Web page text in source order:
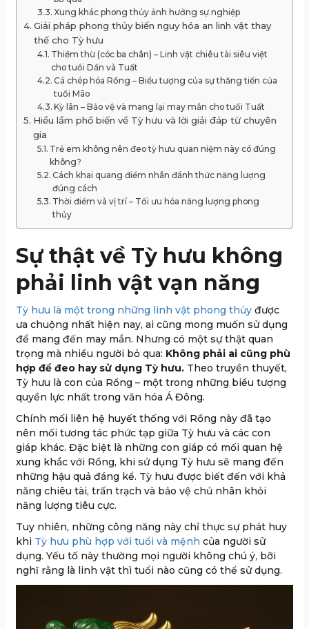
Xung khắc phong thủy ảnh hưởng sự nghiệp
Giải pháp phong thủy biến nguy hóa an linh vật thay
thế cho Tỳ hưu
Thiềm thừ (cóc ba chân) – Linh vật chiêu tài siêu việt
cho tuổi Dần và Tuất
Cá chép hóa Rồng – Biểu tượng của sự thăng tiến của
tuổi Mão
Kỳ lân – Bảo vệ và mang lại may mắn cho tuổi Tuất
Hiểu lầm phổ biến về Tỳ hưu và lời giải đáp từ chuyên
gia
Trẻ em không nên đeo tỳ hưu quan niệm này có đúng
không?
Cách khai quang điểm nhãn đánh thức năng lượng
đúng cách
Thời điểm và vị trí – Tối ưu hóa năng lượng phong
thủy
Sự thật về Tỳ hưu không
phải linh vật vạn năng
Tỳ hưu là một trong những linh vật phong thủy được
ưa chuộng nhất hiện nay, ai cũng mong muốn sử dụng
để mang đến may mắn. Nhưng có một sự thật quan
trọng mà nhiều người bỏ qua: Không phải ai cũng phù
hợp để đeo hay sử dụng Tỳ hưu. Theo truyền thuyết,
Tỳ hưu là con của Rồng – một trong những biểu tượng
quyền lực nhất trong văn hóa Á Đông.
Chính mối liên hệ huyết thống với Rồng này đã tạo
nên mối tương tác phức tạp giữa Tỳ hưu và các con
giáp khác. Đặc biệt là những con giáp có mối quan hệ
xung khắc với Rồng, khi sử dụng Tỳ hưu sẽ mang đến
những hậu quả đáng kể. Tỳ hưu được biết đến với khả
năng chiêu tài, trấn trạch và bảo vệ chủ nhân khỏi
năng lượng tiêu cực.
Tuy nhiên, những công năng này chỉ thực sự phát huy
khi Tỳ hưu phù hợp với tuổi và mệnh của người sử
dụng. Yếu tố này thường mọi người không chú ý, bỡi
nghĩ rằng là linh vật thì tuổi nào cũng có thể sử dụng.